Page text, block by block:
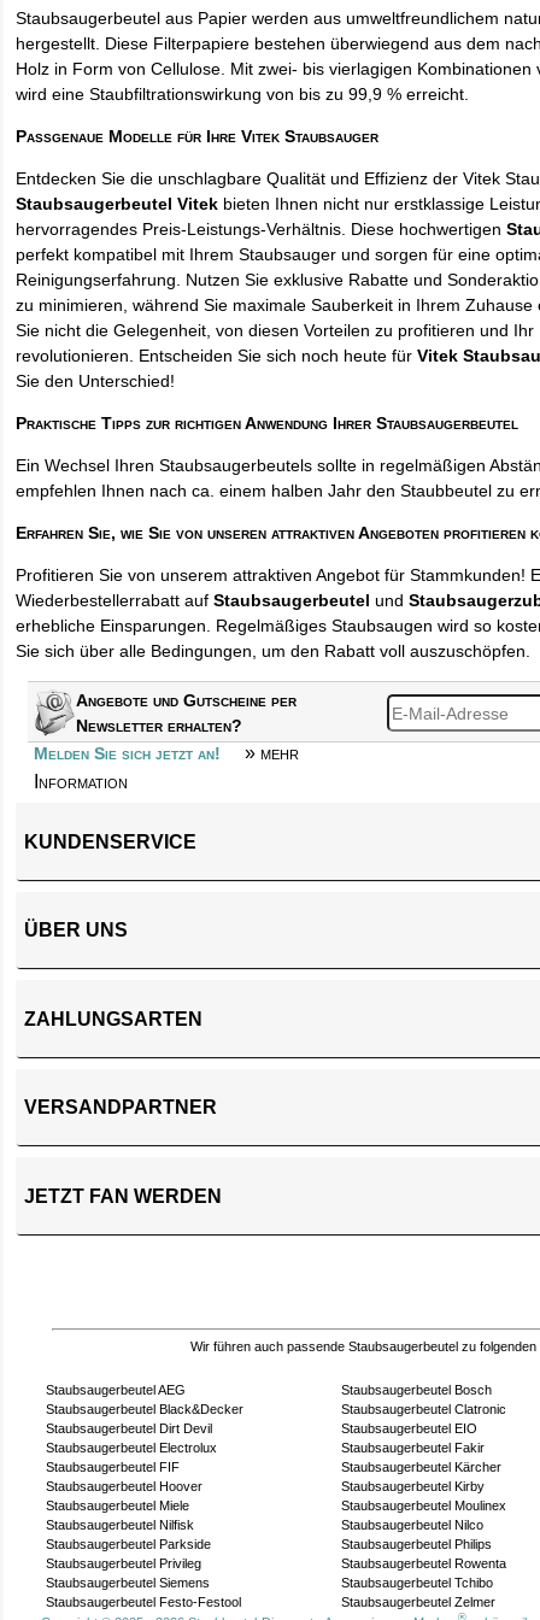
Staubsaugerbeutel aus Papier werden aus umweltfreundlichem
hergestellt. Diese Filterpapiere bestehen überwiegend aus dem
Holz in Form von Cellulose. Mit zwei- bis vierlagigen Kombinationen
wird eine Staubfiltrationswirkung von bis zu 99,9 % erreicht.
Passgenaue Modelle für Ihre Vitek Staubsauger
Entdecken Sie die unschlagbare Qualität und Effizienz der Vitek
Staubsaugerbeutel Vitek bieten Ihnen nicht nur erstklassige
hervorragendes Preis-Leistungs-Verhältnis. Diese hochwertigen
perfekt kompatibel mit Ihrem Staubsauger und sorgen für eine
Reinigungserfahrung. Nutzen Sie exklusive Rabatte und
zu minimieren, während Sie maximale Sauberkeit in Ihrem Zuhause
Sie nicht die Gelegenheit, von diesen Vorteilen zu profitieren und
revolutionieren. Entscheiden Sie sich noch heute fürVitek
Sie den Unterschied!
Praktische Tipps zur richtigen Anwendung Ihrer Staubsaugerbeutel
Ein Wechsel Ihren Staubsaugerbeutels sollte in regelmäßigen
empfehlen Ihnen nach ca. einem halben Jahr den Staubbeutel zu
Erfahren Sie, wie Sie von unseren attraktiven Angeboten profitieren
Profitieren Sie von unserem attraktiven Angebot für Stammkunden!
Wiederbestellerrabatt aufStaubsaugerbeutel und
erhebliche Einsparungen. Regelmäßiges Staubsaugen wird so
Sie sich über alle Bedingungen, um den Rabatt voll auszuschöpfen.
Angebote und Gutscheine per
Newsletter erhalten?
Melden Sie sich jetzt an!
» mehr
Information
KUNDENSERVICE
ÜBER UNS
ZAHLUNGSARTEN
VERSANDPARTNER
JETZT FAN WERDEN
Wir führen auch passende Staubsaugerbeutel zu folgenden
Staubsaugerbeutel AEG
Staubsaugerbeutel Bosch
Staubsaugerbeutel Black&Decker
Staubsaugerbeutel Clatronic
Staubsaugerbeutel Dirt Devil
Staubsaugerbeutel EIO
Staubsaugerbeutel Electrolux
Staubsaugerbeutel Fakir
Staubsaugerbeutel FIF
Staubsaugerbeutel Kärcher
Staubsaugerbeutel Hoover
Staubsaugerbeutel Kirby
Staubsaugerbeutel Miele
Staubsaugerbeutel Moulinex
Staubsaugerbeutel Nilfisk
Staubsaugerbeutel Nilco
Staubsaugerbeutel Parkside
Staubsaugerbeutel Philips
Staubsaugerbeutel Privileg
Staubsaugerbeutel Rowenta
Staubsaugerbeutel Siemens
Staubsaugerbeutel Tchibo
Staubsaugerbeutel Festo-Festool
Staubsaugerbeutel Zelmer
®